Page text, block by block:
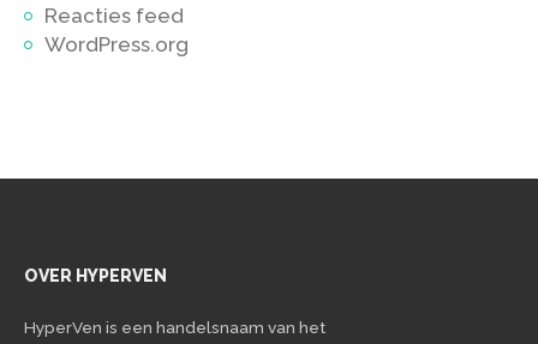
Reacties feed
WordPress.org
OVER HYPERVEN
HyperVen is een handelsnaam van het